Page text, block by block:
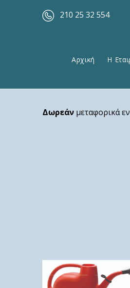
210 25 32 554
Αρχική Η
Δωρεάν μεταφορικά